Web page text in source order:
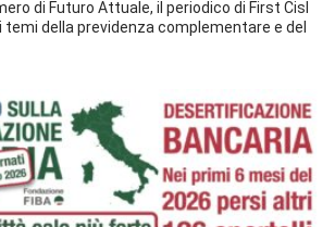
di Futuro Attuale, il periodico di First Cisl
della previdenza complementare e del